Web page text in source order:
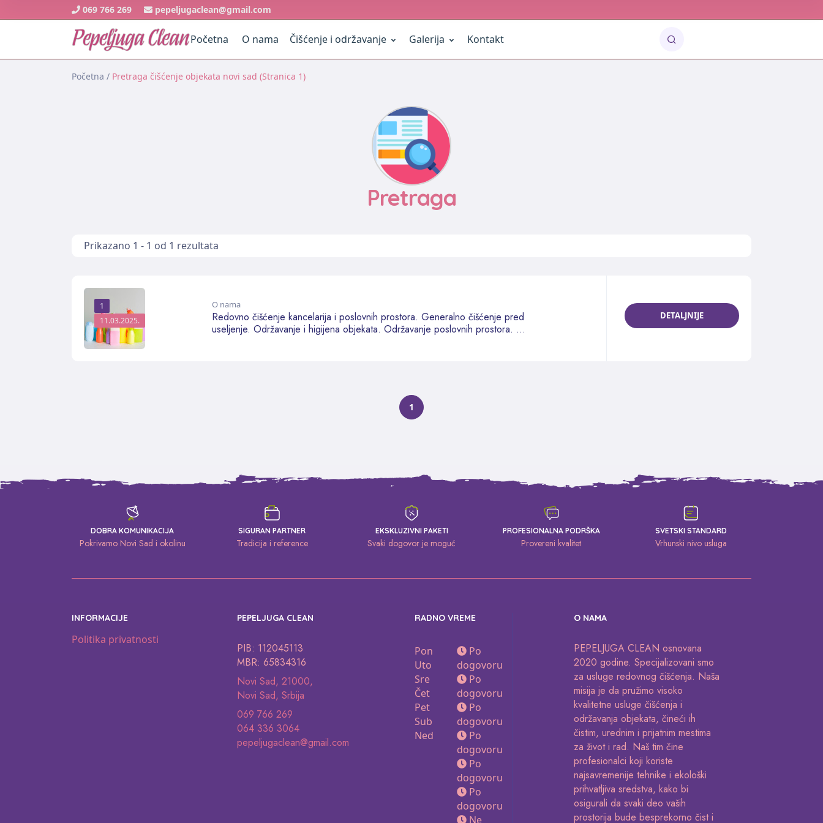
069 766 269 pepeljugaclean@gmail.com
Početna O nama Čišćenje i održavanje Galerija Kontakt
Početna / Pretraga čišćenje objekata novi sad (Stranica 1)
Pretraga
Prikazano 1 - 1 od 1 rezultata
1
11.03.2025.
O nama
Redovno čišćenje kancelarija i poslovnih prostora. Generalno čišćenje pred
useljenje. Održavanje i higijena objekata. Održavanje poslovnih prostora. ...
DETALJNIJE
1
DOBRA KOMUNIKACIJA
Pokrivamo Novi Sad i okolinu
SIGURAN PARTNER
Tradicija i reference
EKSKLUZIVNI PAKETI
Svaki dogovor je moguć
PROFESIONALNA PODRŠKA
Provereni kvalitet
SVETSKI STANDARD
Vrhunski nivo usluga
INFORMACIJE
Politika privatnosti
PEPELJUGA CLEAN
PIB: 112045113
MBR: 65834316
Novi Sad, 21000,
Novi Sad, Srbija
069 766 269
064 336 3064
pepeljugaclean@gmail.com
RADNO VREME
Pon
Po
dogovoru
Uto
Po
dogovoru
Sre
Po
dogovoru
Čet
Po
dogovoru
Pet
Po
dogovoru
Sub
Po
dogovoru
Ned
Ne
O NAMA
PEPELJUGA CLEAN osnovana
2020 godine. Specijalizovani smo
za usluge redovnog čišćenja. Naša
misija je da pružimo visoko
kvalitetne usluge čišćenja i
održavanja objekata, čineći ih
čistim, urednim i prijatnim mestima
za život i rad. Naš tim čine
profesionalci koji koriste
najsavremenije tehnike i ekološki
prihvatljiva sredstva, kako bi
osigurali da svaki deo vaših
prostorija bude besprekorno čist i